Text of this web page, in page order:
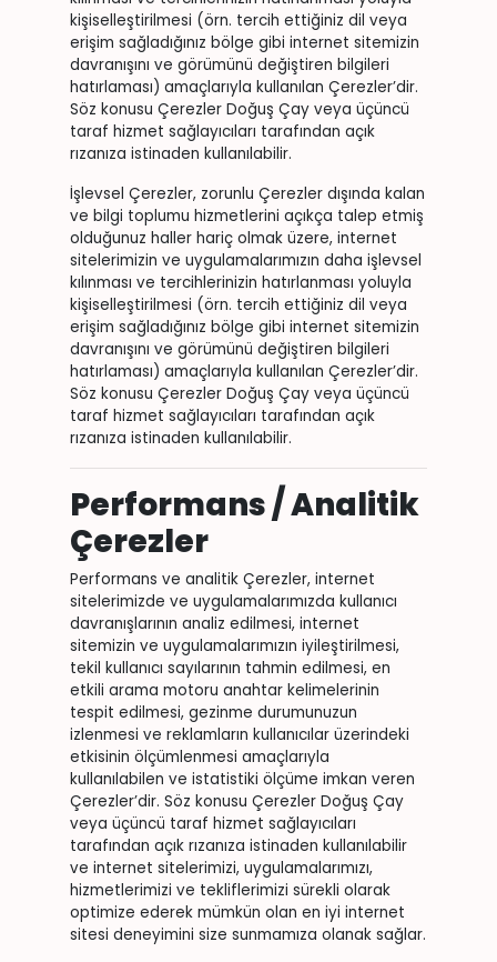
kişiselleştirilmesi (örn. tercih ettiğiniz dil veya
erişim sağladığınız bölge gibi internet sitemizin
davranışını ve görümünü değiştiren bilgileri
hatırlaması) amaçlarıyla kullanılan Çerezler’dir.
Söz konusu Çerezler Doğuş Çay veya üçüncü
taraf hizmet sağlayıcıları tarafından açık
rızanıza istinaden kullanılabilir.
İşlevsel Çerezler, zorunlu Çerezler dışında kalan
ve bilgi toplumu hizmetlerini açıkça talep etmiş
olduğunuz haller hariç olmak üzere, internet
sitelerimizin ve uygulamalarımızın daha işlevsel
kılınması ve tercihlerinizin hatırlanması yoluyla
kişiselleştirilmesi (örn. tercih ettiğiniz dil veya
erişim sağladığınız bölge gibi internet sitemizin
davranışını ve görümünü değiştiren bilgileri
hatırlaması) amaçlarıyla kullanılan Çerezler’dir.
Söz konusu Çerezler Doğuş Çay veya üçüncü
taraf hizmet sağlayıcıları tarafından açık
rızanıza istinaden kullanılabilir.
Performans / Analitik
Çerezler
Performans ve analitik Çerezler, internet
sitelerimizde ve uygulamalarımızda kullanıcı
davranışlarının analiz edilmesi, internet
sitemizin ve uygulamalarımızın iyileştirilmesi,
tekil kullanıcı sayılarının tahmin edilmesi, en
etkili arama motoru anahtar kelimelerinin
tespit edilmesi, gezinme durumunuzun
izlenmesi ve reklamların kullanıcılar üzerindeki
etkisinin ölçümlenmesi amaçlarıyla
kullanılabilen ve istatistiki ölçüme imkan veren
Çerezler’dir. Söz konusu Çerezler Doğuş Çay
veya üçüncü taraf hizmet sağlayıcıları
tarafından açık rızanıza istinaden kullanılabilir
ve internet sitelerimizi, uygulamalarımızı,
hizmetlerimizi ve tekliflerimizi sürekli olarak
optimize ederek mümkün olan en iyi internet
sitesi deneyimini size sunmamıza olanak sağlar.